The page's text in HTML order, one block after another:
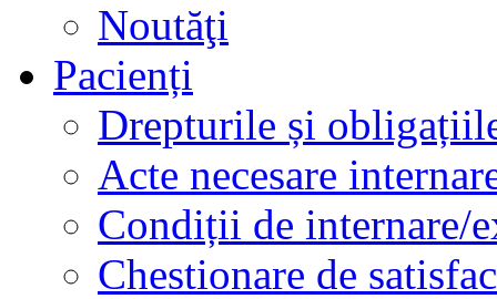
Noutăţi
Pacienți
Drepturile și
Acte necesare
Condiții de internare/
Chestionare de